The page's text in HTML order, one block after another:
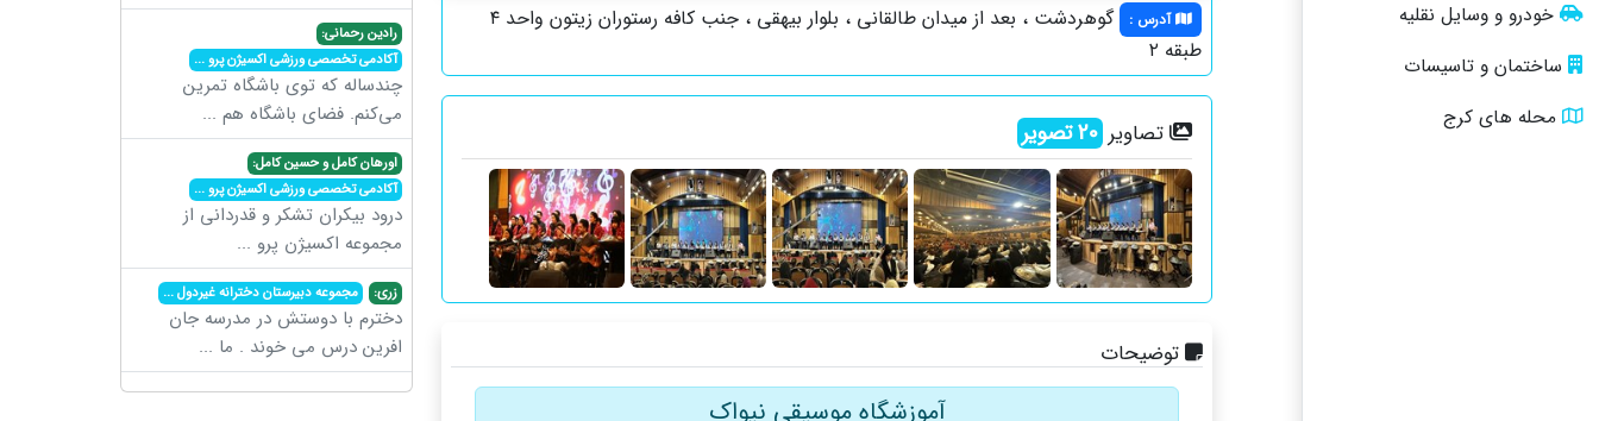
خودرو و وسایل نقلیه
ساختمان و تاسیسات
محله های کرج
آدرس :
گوهردشت ، بعد از میدان طالقانی ، بلوار بیهقی ، جنب کافه رستوران زیتون واحد ۴
طبقه ۲
تصاویر 20تصویر
توضیحات
آموزشگاه موسیقی نیواک
رادین رحمانی:
آکادمی تخصصی ورزشی اکسیژن پرو...
چندساله که توی باشگاه تمرین
می‌کنم. فضای باشگاه هم ...
اورهان کامل و حسین کامل:
آکادمی تخصصی ورزشی اکسیژن پرو...
درود بیکران تشکر و قدردانی از
مجموعه اکسیژن پرو ...
زری: مجموعه دبیرستان دخترانه غیردول...
دخترم با دوستش در مدرسه جان
افرین درس می خوند . ما ...